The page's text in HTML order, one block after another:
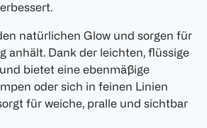
natürlichen Glow und sorgen für
anhält. Dank der leichten, flüssige
bietet eine ebenmäßige
oder sich in feinen Linien
für weiche, pralle und sichtbar